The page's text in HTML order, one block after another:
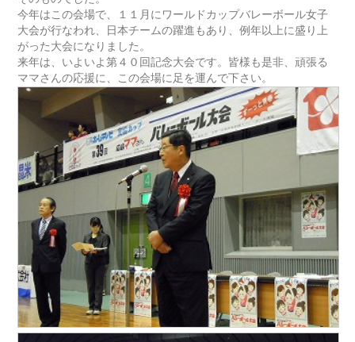
今年はこの会場で、１１月にワールドカップバレーボール女子
大会が行なわれ、日本チームの躍進もあり、例年以上に盛り上
がった大会になりました。
来年は、いよいよ第４０回記念大会です。皆様も是非、頑張る
ママさんの応援に、この会場に足を運んで下さい。